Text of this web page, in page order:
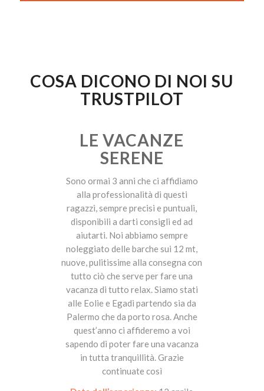
COSA DICONO DI NOI SU
TRUSTPILOT
LE VACANZE
SERENE
Sono ormai 3 anni che ci affidiamo
alla professionalità di questi
ragazzi, sempre precisi e puntuali,
disponibili a darti consigli ed ad
aiutarti. Noi abbiamo sempre
noleggiato delle barche sui 12 mt,
nuove, pulitissime alla consegna con
tutto ciò che serve per fare una
vacanza di tutto relax. Siamo stati
alle Eolie e Egadi partendo sia da
Palermo che da porto rosa. Anche
quest’anno ci affideremo a voi
sapendo di poter fare una vacanza
in tutta tranquillità. Grazie
continuate così